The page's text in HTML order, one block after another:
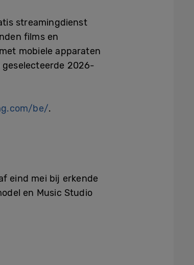
streamingdienst
films en
mobiele apparaten
2026-
be/.
eind mei bij erkende
en Music Studio